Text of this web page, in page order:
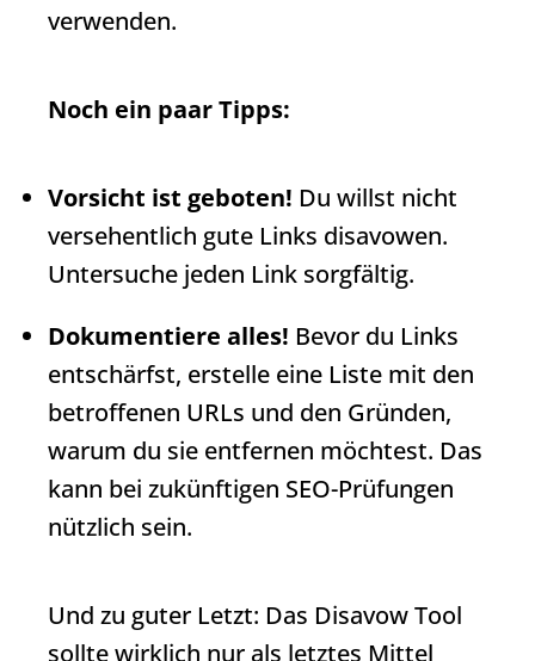
verwenden.
Noch ein paar Tipps:
Vorsicht ist geboten! Du willst nicht
versehentlich gute Links disavowen.
Untersuche jeden Link sorgfältig.
Dokumentiere alles! Bevor du Links
entschärfst, erstelle eine Liste mit den
betroffenen URLs und den Gründen,
warum du sie entfernen möchtest. Das
kann bei zukünftigen SEO-Prüfungen
nützlich sein.
Und zu guter Letzt: Das Disavow Tool
sollte wirklich nur als letztes Mittel